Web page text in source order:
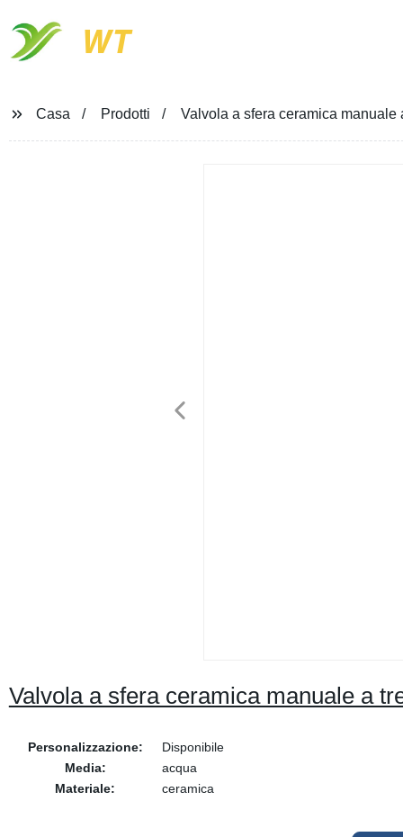
WT
Casa Prodotti Valvola a sfera ceramica manuale
Valvola a sfera ceramica manuale a
Personalizzazione:
Disponibile
Media:
acqua
Materiale:
ceramica